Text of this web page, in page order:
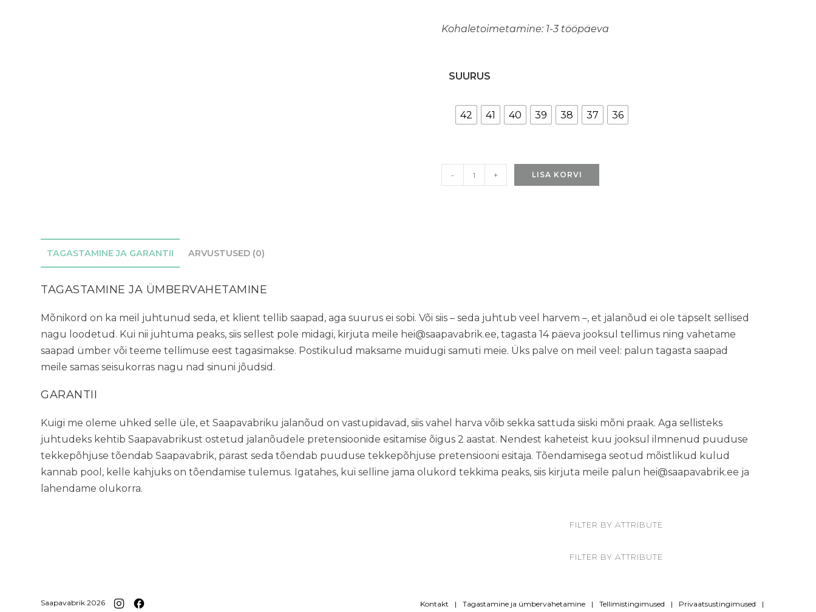
Kohaletoimetamine: 1-3 tööpäeva
SUURUS
42 41 40 39 38 37 36
Budapest
- + LISA KORVI
TAGASTAMINE JA GARANTII ARVUSTUSED (0)
TAGASTAMINE JA ÜMBERVAHETAMINE
Mõnikord on ka meil juhtunud seda, et klient tellib saapad, aga suurus ei sobi. Või siis – seda juhtub veel harvem –, et jalanõud ei ole täpselt sellised
nagu loodetud. Kui nii juhtuma peaks, siis sellest pole midagi, kirjuta meile hei@saapavabrik.ee, tagasta 14 päeva jooksul tellimus ning vahetame
saapad ümber või teeme tellimuse eest tagasimakse. Postikulud maksame muidugi samuti meie. Üks palve on meil veel: palun tagasta saapad
meile samas seisukorras nagu nad sinuni jõudsid.
GARANTII
Kuigi me oleme uhked selle üle, et Saapavabriku jalanõud on vastupidavad, siis vahel harva võib sekka sattuda siiski mõni praak. Aga sellisteks
juhtudeks kehtib Saapavabrikust ostetud jalanõudele pretensioonide esitamise õigus 2 aastat. Nendest kaheteist kuu jooksul ilmnenud puuduse
tekkepõhjuse tõendab Saapavabrik, pärast seda tõendab puuduse tekkepõhjuse pretensiooni esitaja. Tõendamisega seotud mõistlikud kulud
kannab pool, kelle kahjuks on tõendamise tulemus. Igatahes, kui selline jama olukord tekkima peaks, siis kirjuta meile palun hei@saapavabrik.ee ja
lahendame olukorra.
FILTER BY ATTRIBUTE
FILTER BY ATTRIBUTE
Kontakt Tagastamine ja ümbervahetamine Tellimistingimused Privaatsustingimused
Saapavabrik 2026